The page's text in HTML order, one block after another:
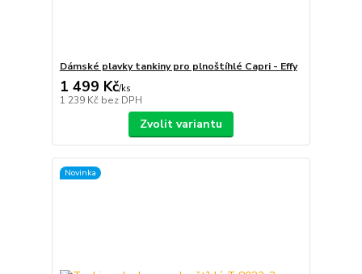
Dámské plavky tankiny pro plnoštíhlé Capri - Effy
1 499 Kč/ks
1 239 Kč bez DPH
Zvolit variantu
Novinka